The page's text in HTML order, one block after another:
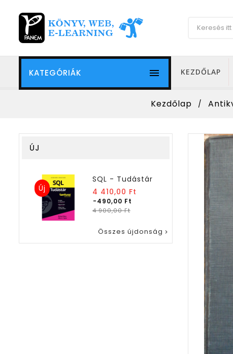
KATEGÓRIÁK  KEZDŐLAP
Kezdőlap
ÚJ
Új
SQL - Tudástár
4 410,00 Ft
-490,00 Ft
4 900,00 FtÁr
Összes újdonság 